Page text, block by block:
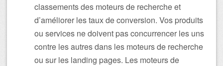
classements des moteurs de recherche et
d’améliorer les taux de conversion. Vos produits
ou services ne doivent pas concurrencer les uns
contre les autres dans les moteurs de recherche
ou sur les landing pages. Les moteurs de